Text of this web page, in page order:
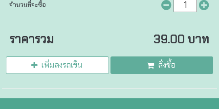
จำนวนที่จะซื้อ
ราคารวม 39.00 บาท
เพิ่มลงรถเข็น สั่งซื้อ